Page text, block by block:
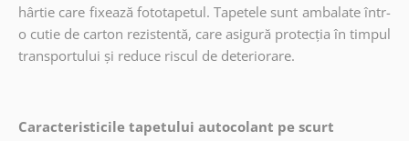
hârtie care fixează fototapetul. Tapetele sunt ambalate într-
o cutie de carton rezistentă, care asigură protecția în timpul
transportului și reduce riscul de deteriorare.
Caracteristicile tapetului autocolant pe scurt